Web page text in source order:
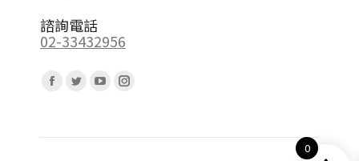
諮詢電話
02-33432956
Facebook
opens
Twitter
opens
YouTube
opens
Instagram
opens
0